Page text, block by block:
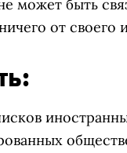
может быть
от своего